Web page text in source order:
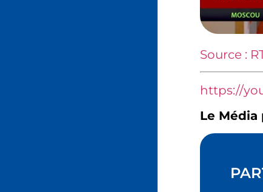
Source :
https://
Le Média